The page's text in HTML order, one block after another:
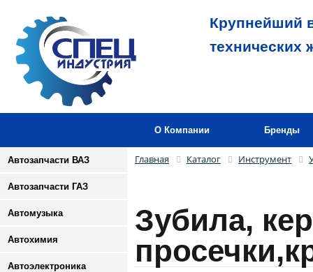
Крупнейший
технических
О Компании Бренды
Автозапчасти ВАЗ
Автозапчасти ГАЗ
Автомузыка
Автохимия
Автоэлектроника
Главная Каталог Инструмент
Зубила,